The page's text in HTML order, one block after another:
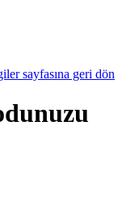
sayfasına geri dön